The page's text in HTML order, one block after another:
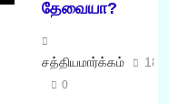
தேவையா?
சத்தியமார்க்கம் 18/
0